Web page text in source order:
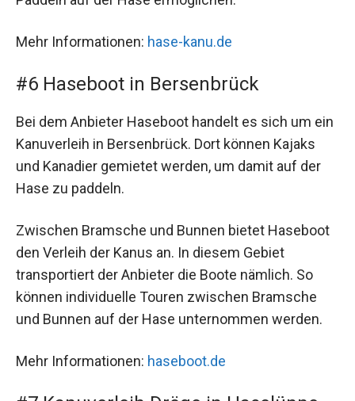
Mehr Informationen: hase-kanu.de
#6 Haseboot in Bersenbrück
Bei dem Anbieter Haseboot handelt es sich um ein
Kanuverleih in Bersenbrück. Dort können Kajaks
und Kanadier gemietet werden, um damit auf der
Hase zu paddeln.
Zwischen Bramsche und Bunnen bietet Haseboot
den Verleih der Kanus an. In diesem Gebiet
transportiert der Anbieter die Boote nämlich. So
können individuelle Touren zwischen Bramsche
und Bunnen auf der Hase unternommen werden.
Mehr Informationen: haseboot.de